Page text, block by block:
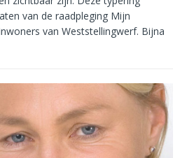
van de raadpleging Mijn
van Weststellingwerf. Bijna